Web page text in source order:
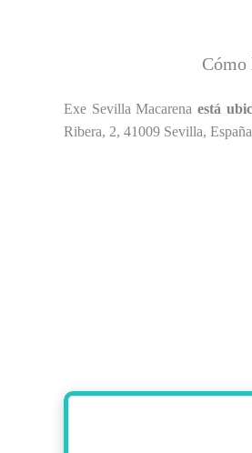
Cómo
Exe Sevilla Macarenaestá
Ribera, 2, 41009 Sevilla,